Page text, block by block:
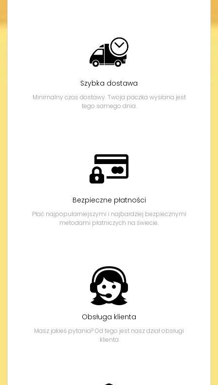
Szybka dostawa
Minimalny czas dostawy. Twoja paczka wysłana jest
tego samego dnia.
Bezpieczne płatności
Płać najpopularniejszymi i najbardziej bezpiecznymi
metodami płatniczych na świecie.
Obsługa klienta
Masz jakieś pytania? Od tego jest nasz dział obsługi
klienta